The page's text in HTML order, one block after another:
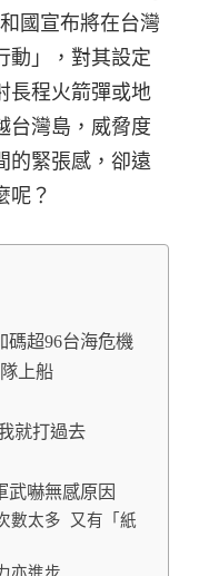
國宣布將在台灣
動」，對其設定
長程火箭彈或地
台灣島，威脅度
的緊張感，卻遠
呢？
碼超96台海危機
上船
就打過去
武嚇無感原因
數太多 又有「紙
亦進步